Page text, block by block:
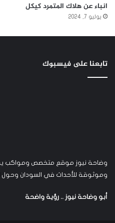
انباء عن هلاك المتمرد كيكل
يوليو 7, 2024
تابعنا على فيسبوك
وضاحة نيوز موقع متخصص ومواكب
وموثوقة للأحداث في السودان وحول
أبو وضاحة نيوز .. رؤية واضحة